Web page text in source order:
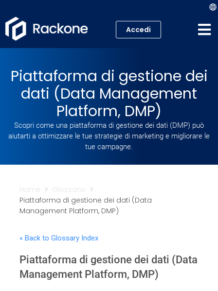
VPS
Server
Academy
Servizi
Accedi
Piattaforma di gestione dei
dati (Data Management
Platform, DMP)
Scopri come una piattaforma di gestione dei dati (DMP) può
aiutarti a ottimizzare le tue strategie di marketing e migliorare le
tue campagne.
Home
Glossario
Piattaforma di gestione dei dati (Data
Management Platform, DMP)
« Back to Glossary Index
Piattaforma di gestione dei dati (Data
Management Platform, DMP)